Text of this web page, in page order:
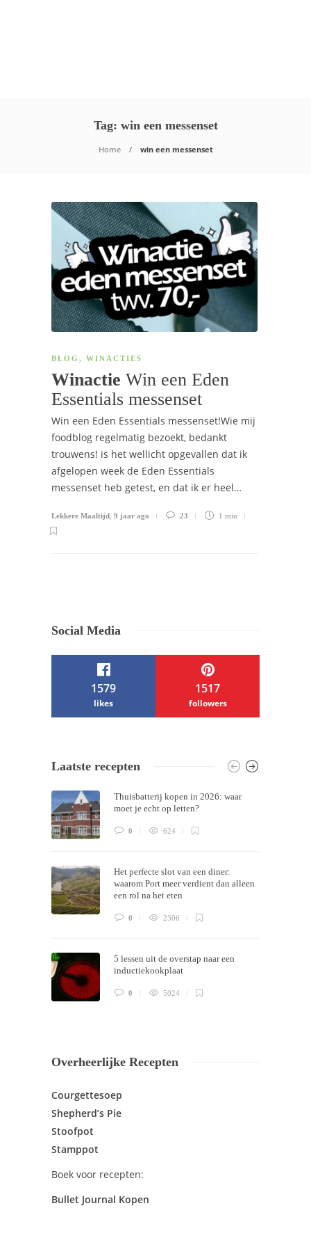
Tag: win een messenset
Home win een messenset
BLOG , WINACTIES
Winactie Win een Eden
Essentials messenset
Win een Eden Essentials messenset!Wie mij
foodblog regelmatig bezoekt, bedankt
trouwens! is het wellicht opgevallen dat ik
afgelopen week de Eden Essentials
messenset heb getest, en dat ik er heel…
Lekkere Maaltijd 9 jaar ago 23 1 min
Social Media
1579
likes
1517
followers
Themes bySilicon Themes . Join us right
now!
Laatste recepten
Thuisbatterij kopen in 2026: waar
moet je echt op letten?
0 624
Het perfecte slot van een diner:
waarom Port meer verdient dan alleen
een rol na het eten
0 2306
5 lessen uit de overstap naar een
inductiekookplaat
0 5024
Overheerlijke Recepten
Courgettesoep
Shepherd’s Pie
Stoofpot
Stamppot
Boek voor recepten:
Bullet Journal Kopen